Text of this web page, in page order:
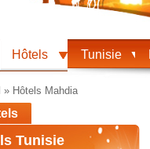
Hôtels Tunisie
» Hôtels Mahdia
Tunisie